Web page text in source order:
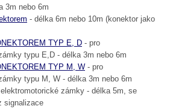
3m nebo 6m
- délka 6m nebo 10m (konektor jako
TYP E, D - pro
typu E,D - délka 3m nebo 6m
TYP M, W - pro
typu M, W - délka 3m nebo 6m
zámky - délka 5m, se
signalizace